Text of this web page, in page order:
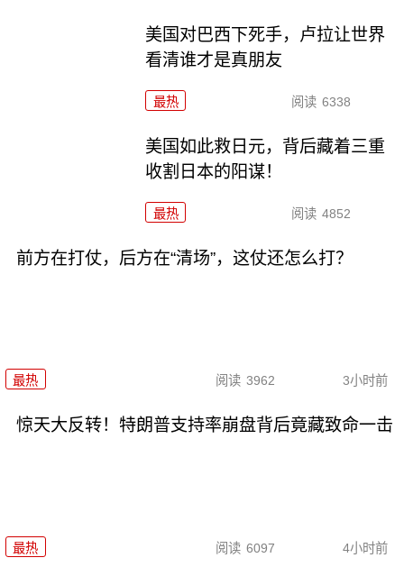
美国对巴西下死手，卢拉让世界
看清谁才是真朋友
最热 阅读 6338
美国如此救日元，背后藏着三重
收割日本的阳谋！
最热 阅读 4852
前方在打仗，后方在“清场”，这仗还怎么打？
最热 阅读 3962 3小时前
惊天大反转！特朗普支持率崩盘背后竟藏致命一击
最热 阅读 6097 4小时前